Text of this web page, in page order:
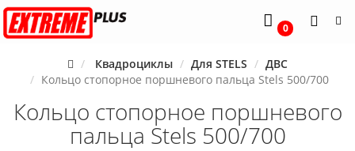
0
Квадроциклы Для STELS
ДВС
Кольцо стопорное поршневого пальца Stels 500/700
Кольцо стопорное поршневого
пальца Stels 500/700